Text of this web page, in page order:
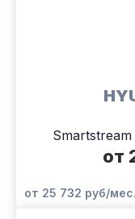
от
от 25 732 руб/мес.